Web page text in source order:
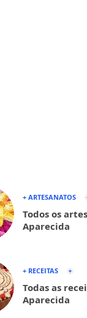
+ ARTESANATOS
Todos os
Aparecida
+ RECEITAS
Todas as
Aparecida